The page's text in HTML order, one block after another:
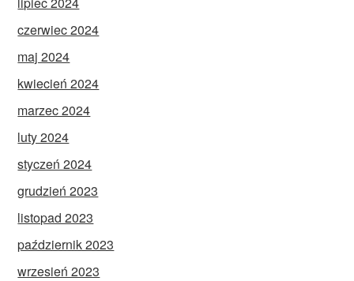
czerwiec 2024
maj 2024
kwiecień 2024
marzec 2024
luty 2024
styczeń 2024
grudzień 2023
listopad 2023
październik 2023
wrzesień 2023